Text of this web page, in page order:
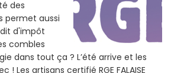
des
permet aussi
d'impôt
combles
dans tout ça ? L’été arrive et les
! Les artisans certifié RGE FALAISE